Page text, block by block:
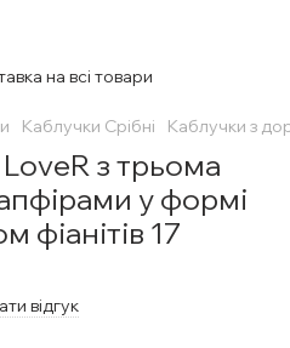
на всі товари
Каблучки Срібні Каблучки з
з трьома
у формі
фіанітів 17
відгук